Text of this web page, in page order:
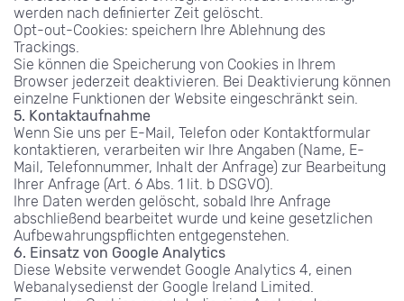
werden nach definierter Zeit gelöscht.
Opt-out-Cookies: speichern Ihre Ablehnung des
Trackings.
Sie können die Speicherung von Cookies in Ihrem
Browser jederzeit deaktivieren. Bei Deaktivierung können
einzelne Funktionen der Website eingeschränkt sein.
5. Kontaktaufnahme
Wenn Sie uns per E-Mail, Telefon oder Kontaktformular
kontaktieren, verarbeiten wir Ihre Angaben (Name, E-
Mail, Telefonnummer, Inhalt der Anfrage) zur Bearbeitung
Ihrer Anfrage (Art. 6 Abs. 1 lit. b DSGVO).
Ihre Daten werden gelöscht, sobald Ihre Anfrage
abschließend bearbeitet wurde und keine gesetzlichen
Aufbewahrungspflichten entgegenstehen.
6. Einsatz von Google Analytics
Diese Website verwendet Google Analytics 4, einen
Webanalysedienst der Google Ireland Limited.